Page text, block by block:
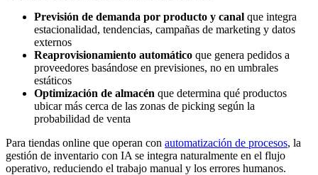
Previsión de demanda por producto y canal que integra
estacionalidad, tendencias, campañas de marketing y datos
externos
Reaprovisionamiento automático que genera pedidos a
proveedores basándose en previsiones, no en umbrales
estáticos
Optimización de almacén que determina qué productos
ubicar más cerca de las zonas de picking según la
probabilidad de venta
Para tiendas online que operan con automatización de procesos, la
gestión de inventario con IA se integra naturalmente en el flujo
operativo, reduciendo el trabajo manual y los errores humanos.